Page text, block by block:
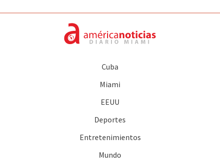
Cuba
Miami
EEUU
Deportes
Entretenimientos
Mundo